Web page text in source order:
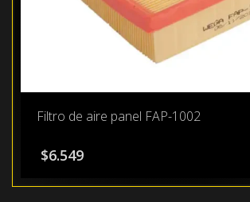
Filtro de aire panel FAP-1002
$6.549